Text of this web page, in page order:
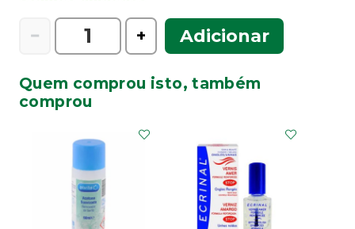
−
Quantidade
Anthelios
Lt
+ Adicionar
Quem comprou isto, também
comprou